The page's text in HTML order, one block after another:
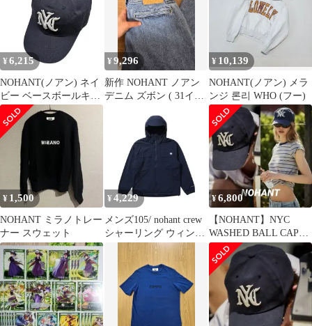
¥ 6,215
NOHANT(ノアン) ネイ
ビー ベースボールキャ
ップ
¥9,296
新作 NOHANT ノアン
デニム ズボン ( 31イン
¥ 10,139
NOHANT(ノアン) メラ
ンジ 론리 WHO (フー)
¥ 1,500
NOHANT ミラノトレー
ナー スウェット
¥ 4,229
メンズ105/ nohant crew
シャーリング ウィンド
ブレーカーNV 29-13
¥6,800
【NOHANT】NYC
WASHED BALL CAP
NAVY キャップ